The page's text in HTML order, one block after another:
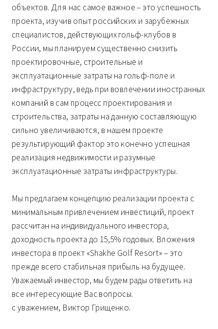
объектов. Для нас самое важное – это успешность
проекта, изучив опыт российских и зарубежных
специалистов, действующих гольф-клубов в
России, мы планируем существенно снизить
проектировочные, строительные и
эксплуатационные затраты на гольф-поле и
инфраструктуру, ведь при вовлечении иностранных
компаний в сам процесс проектирования и
строительства, затраты на данную составляющую
сильно увеличиваются, в нашем проекте
результирующий фактор это конечно успешная
реализация недвижимости и разумные
эксплуатационные затраты инфраструктуры.
Мы предлагаем концепцию реализации проекта с
минимальным привлечением инвестиций, проект
рассчитан на индивидуального инвестора,
доходность проекта до 15,5% годовых. Вложения
инвестора в проект «Shakhe Golf Resort» – это
прежде всего стабильная прибыль на будущее.
Уважаемый инвестор, мы будем рады ответить на
все интересующие Вас вопросы.
с уважением, Виктор Грищенко.